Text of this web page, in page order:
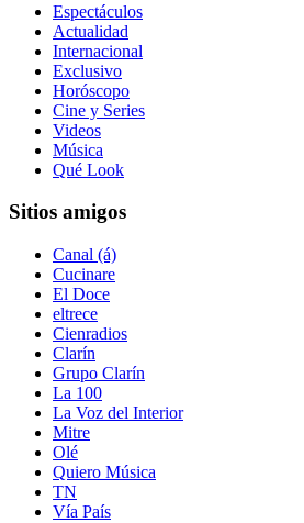
Espectáculos
Actualidad
Internacional
Exclusivo
Horóscopo
Cine y Series
Videos
Música
Qué Look
Sitios amigos
Canal (á)
Cucinare
El Doce
eltrece
Cienradios
Clarín
Grupo Clarín
La 100
La Voz del Interior
Mitre
Olé
Quiero Música
TN
Vía País